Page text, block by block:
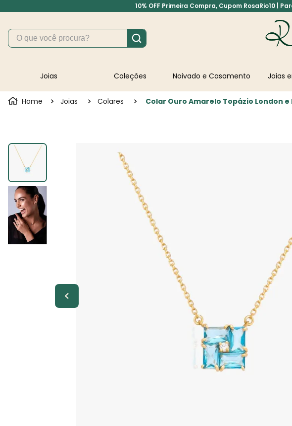
10% OFF Primeira Compra, Cupom RosaRio10 |
O que você procura?
Joias Coleções Noivado e Casamento Joias
Joias Colares Colar Ouro Amarelo Topázio London